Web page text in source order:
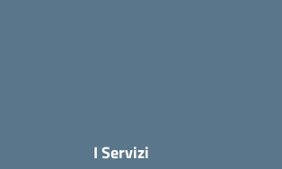
I Servizi